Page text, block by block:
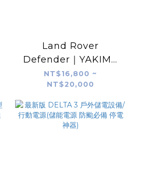
Land Rover
Defender｜YAKIMA
RoadShower 7G /
10G 加壓儲水器 淋浴水
箱 實裝案例｜unrv.台
灣專業安裝
NT$16,800 ~
NT$20,000